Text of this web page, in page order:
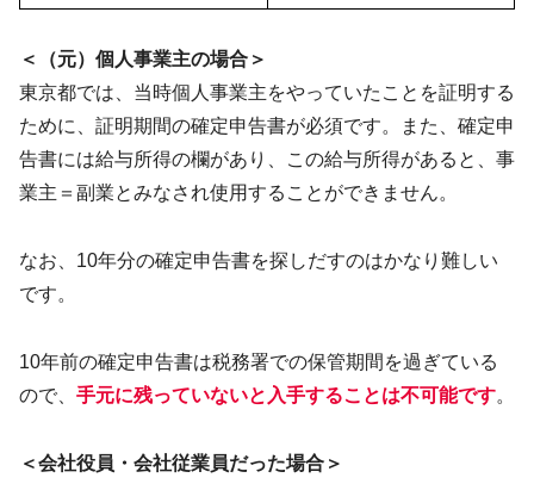
＜（元）個人事業主の場合＞
東京都では、当時個人事業主をやっていたことを証明する
ために、証明期間の確定申告書が必須です。また、確定申
告書には給与所得の欄があり、この給与所得があると、事
業主＝副業とみなされ使用することができません。
なお、10年分の確定申告書を探しだすのはかなり難しい
です。
10年前の確定申告書は税務署での保管期間を過ぎている
ので、 手元に残っていないと入手することは不可能です。
＜会社役員・会社従業員だった場合＞